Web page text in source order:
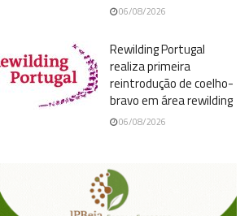
06/08/2026
Rewilding Portugal
realiza primeira
reintrodução de coelho-
bravo em área rewilding
06/08/2026